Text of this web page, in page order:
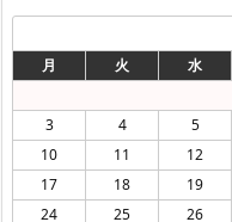
月
火 水
3
4 5
10
11 12
17
18 19
24
25 26